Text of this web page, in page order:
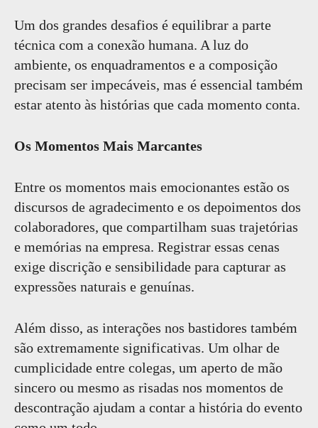
Um dos grandes desafios é equilibrar a parte
técnica com a conexão humana. A luz do
ambiente, os enquadramentos e a composição
precisam ser impecáveis, mas é essencial também
estar atento às histórias que cada momento conta.
Os Momentos Mais Marcantes
Entre os momentos mais emocionantes estão os
discursos de agradecimento e os depoimentos dos
colaboradores, que compartilham suas trajetórias
e memórias na empresa. Registrar essas cenas
exige discrição e sensibilidade para capturar as
expressões naturais e genuínas.
Além disso, as interações nos bastidores também
são extremamente significativas. Um olhar de
cumplicidade entre colegas, um aperto de mão
sincero ou mesmo as risadas nos momentos de
descontração ajudam a contar a história do evento